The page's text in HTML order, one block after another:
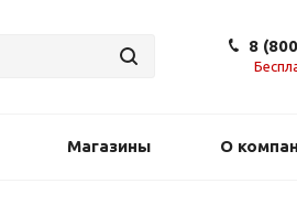
8
Магазины О